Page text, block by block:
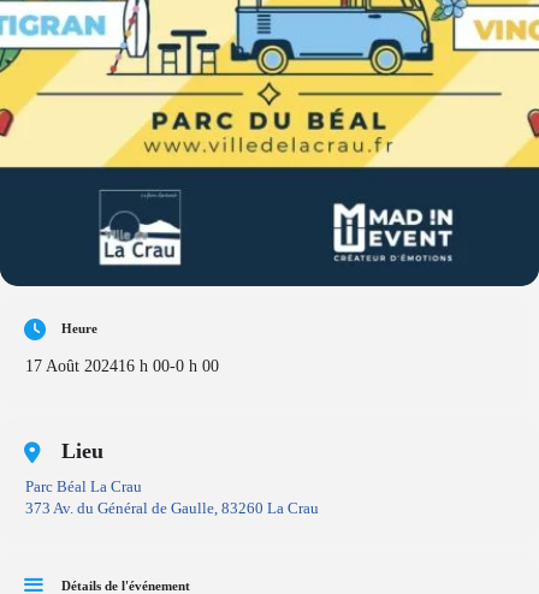
Heure
17 Août 202416 h 00-0 h 00
Lieu
Parc Béal La Crau
373 Av. du Général de Gaulle, 83260 La Crau
Détails de l'événement